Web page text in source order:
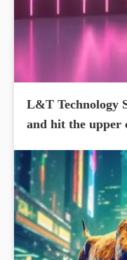
L&T Technology
and hit the